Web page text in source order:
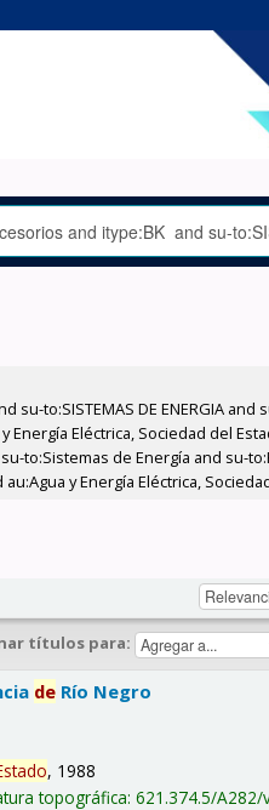
to:SISTEMAS DE ENERGIA and
Eléctrica, Sociedad del
to:Sistemas de Energía and su-
y Energía Eléctrica,
títulos para:
de Río Negro
, 1988
topográfica:621.374.5/A282/